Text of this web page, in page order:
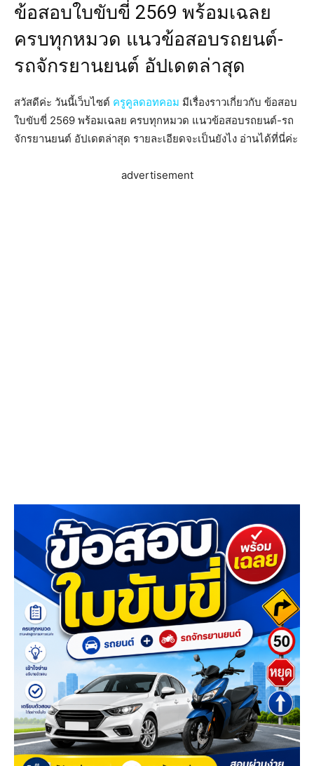
ข้อสอบใบขับขี่ 2569 พร้อมเฉลย
ครบทุกหมวด แนวข้อสอบรถยนต์-
รถจักรยานยนต์ อัปเดตล่าสุด
สวัสดีค่ะ วันนี้เว็บไซต์ ครูคูลดอทคอม มีเรื่องราวเกี่ยวกับ ข้อสอบ
ใบขับขี่ 2569 พร้อมเฉลย ครบทุกหมวด แนวข้อสอบรถยนต์-รถ
จักรยานยนต์ อัปเดตล่าสุด รายละเอียดจะเป็นยังไง อ่านได้ที่นี่ค่ะ
advertisement